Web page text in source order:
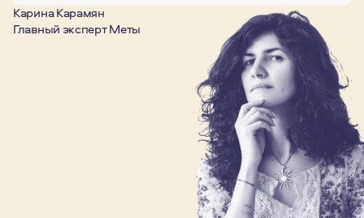
Карина Карамян
Главный эксперт Меты